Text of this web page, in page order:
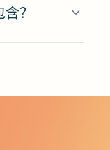
？